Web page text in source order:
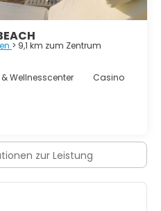
> 9,1 km zum Zentrum
Wellnesscenter
Casino
zur Leistung